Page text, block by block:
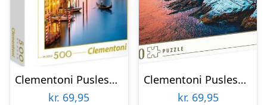
Clementoni Puslespil – Lighting Venice – High Quality – 500 Brikker
kr. 69,95
Clementoni Puslespil – Hamnøy Village – High Quality – 500 Brikker
kr. 69,95